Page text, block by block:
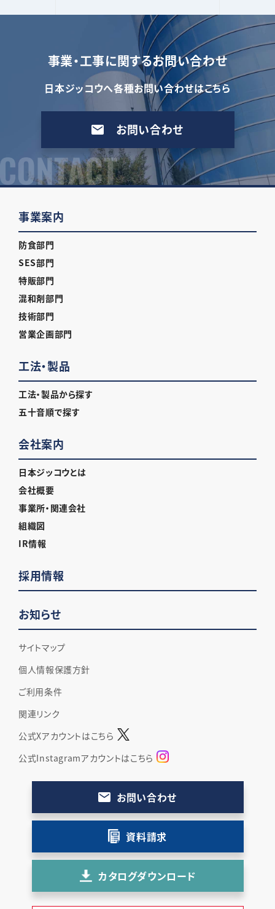
事業・工事に関するお問い合わせ
日本ジッコウへ各種お問い合わせはこちら
お問い合わせ
事業案内
防食部門
SES部門
特販部門
混和剤部門
技術部門
営業企画部門
工法・製品
工法・製品から探す
五十音順で探す
会社案内
日本ジッコウとは
会社概要
事業所・関連会社
組織図
IR情報
採用情報
お知らせ
サイトマップ
個人情報保護方針
ご利用条件
関連リンク
公式Xアカウントはこちら
公式Instagramアカウントはこちら
お問い合わせ
資料請求
カタログダウンロード